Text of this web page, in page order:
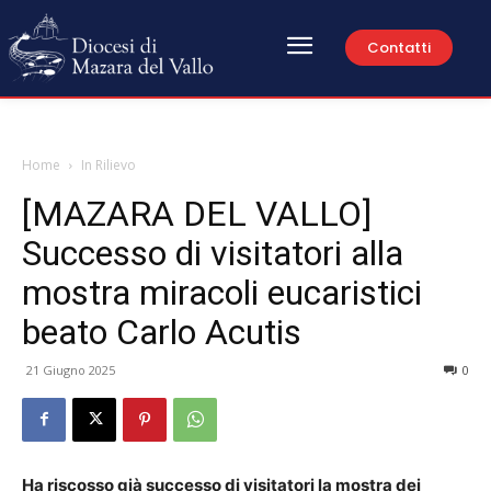
Contatti
Home In Rilievo
[MAZARA DEL VALLO]
Successo di visitatori alla
mostra miracoli eucaristici
beato Carlo Acutis
21 Giugno 2025 0
Ha riscosso già successo di visitatori la mostra dei